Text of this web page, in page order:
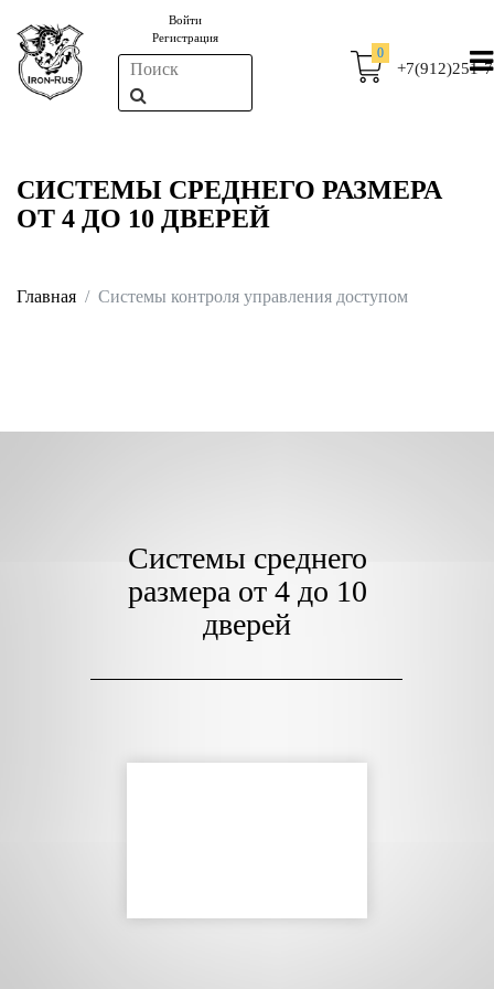
Войти
Регистрация
0
+7(912)251-
СИСТЕМЫ СРЕДНЕГО РАЗМЕРА
ОТ 4 ДО 10 ДВЕРЕЙ
Главная Системы контроля управления доступом
Системы среднего
размера от 4 до 10
дверей